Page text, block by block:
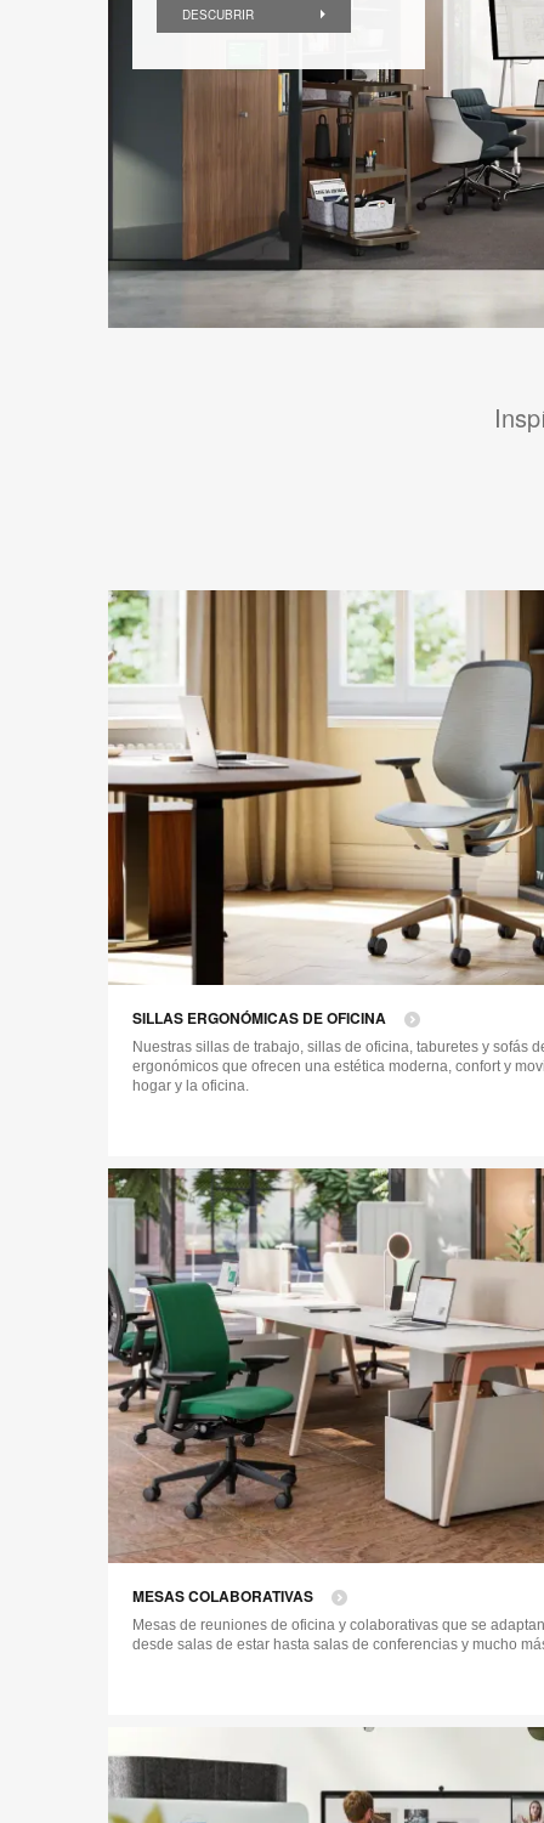
DESCUBRIR
SILLAS ERGONÓMICAS DE OFICINA
Nuestras sillas de trabajo, sillas de oficina, taburetes y sofás
ergonómicos que ofrecen una estética moderna, confort y
hogar y la oficina.
MESAS COLABORATIVAS
Mesas de reuniones de oficina y colaborativas que se
desde salas de estar hasta salas de conferencias y mucho